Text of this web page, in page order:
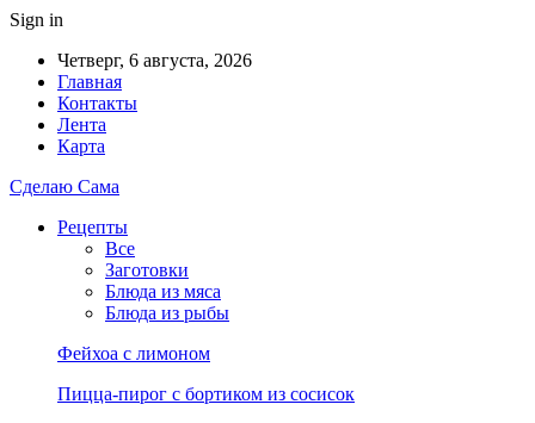
Sign in
Четверг, 6 августа, 2026
Главная
Контакты
Лента
Карта
Сделаю Сама
Рецепты
Все
Заготовки
Блюда из мяса
Блюда из рыбы
Фейхоа с лимоном
Пицца-пирог с бортиком из сосисок